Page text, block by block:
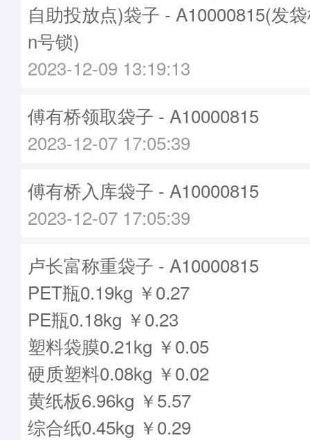
自助投放点)袋子 - A10000815(发
n号锁)
2023-12-09 13:19:13
傅有桥领取袋子 - A10000815
2023-12-07 17:05:39
傅有桥入库袋子 - A10000815
2023-12-07 17:05:39
卢长富称重袋子 - A10000815
PET瓶0.19kg ￥0.27
PE瓶0.18kg ￥0.23
塑料袋膜0.21kg ￥0.05
硬质塑料0.08kg ￥0.02
黄纸板6.96kg ￥5.57
综合纸0.45kg ￥0.29